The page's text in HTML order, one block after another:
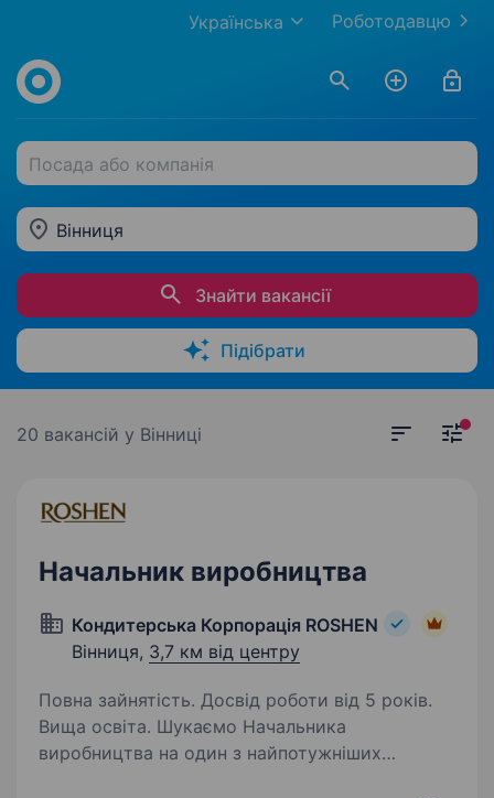
Роботодавцю
Українська
Посада або компанія
Вінниця
Знайти вакансії
Підібрати
20 вакансій у Вінниці
Начальник виробництва
Кондитерська Корпорація ROSHEN
Вінниця, 3,7 км від центру
Повна зайнятість. Досвід роботи від 5 років.
Вища освіта. Шукаємо Начальника
виробництва на один з найпотужніших